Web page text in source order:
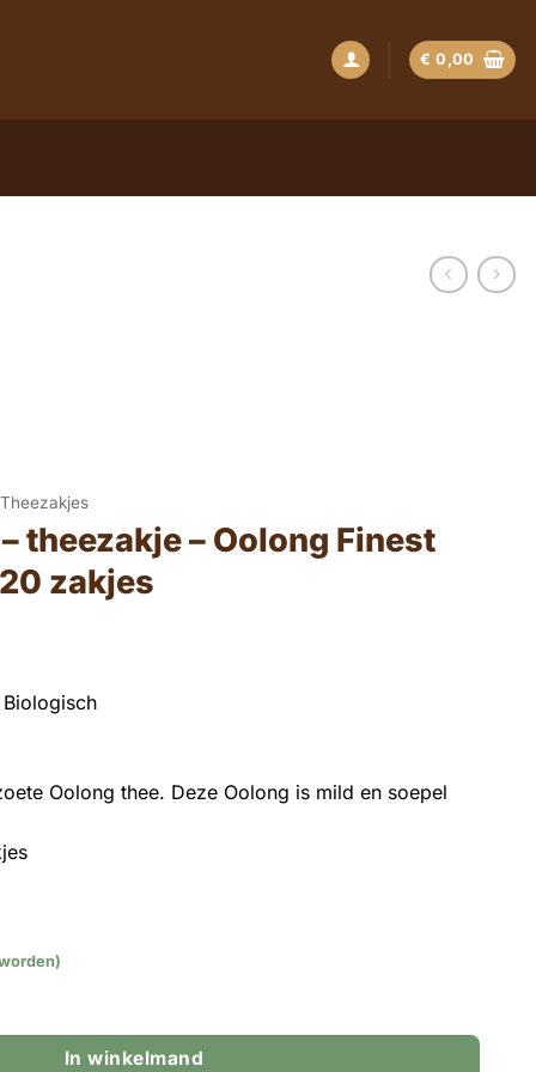
€ 0,00
Theezakjes
theezakje – Oolong Finest
zakjes
Biologisch
Oolong thee. Deze Oolong is mild en soepel
Finest BIO nr. 304 - 20 zakjes aantal
In winkelmand